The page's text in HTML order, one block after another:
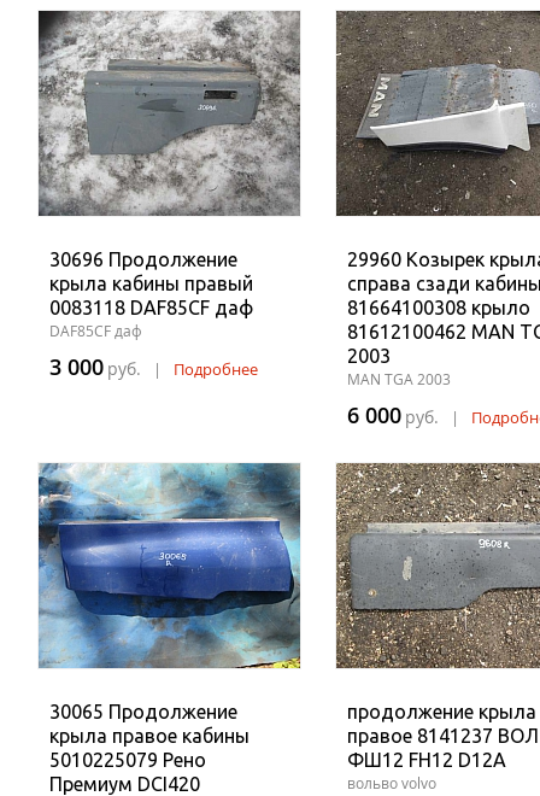
30696 Продолжение
крыла кабины правый
0083118 DAF85CF даф
DAF85CF даф
3 000 руб. | Подробнее
29960 Козырек
справа сзади
81664100308 крыло
81612100462 MAN
2003
MAN TGA 2003
6 000 руб. |
30065 Продолжение
крыла правое кабины
5010225079 Рено
Премиум DCI420
продолжение крыла
правое 8141237
ФШ12 FH12 D12A
вольво volvo